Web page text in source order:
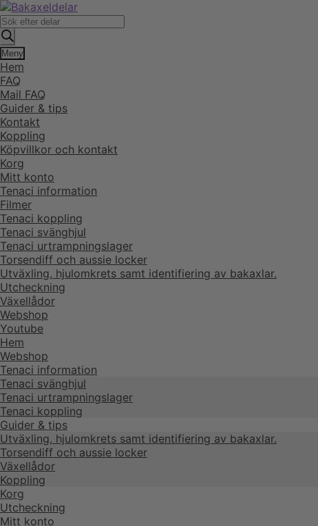
Hoppa
till
navigering
Hoppa
till
innehåll
Produktsökning
Meny
Hem
FAQ
Mail FAQ
Guider & tips
Kontakt
Koppling
Köpvillkor och kontakt
Korg
Mitt konto
Tenaci information
Filmer
Tenaci koppling
Tenaci svänghjul
Tenaci urtrampningslager
Torsendiff och aussie locker
Utväxling, hjulomkrets samt identifiering av bakaxlar.
Utcheckning
Växellådor
Webshop
Youtube
Hem
Webshop
Tenaci information
Tenaci svänghjul
Tenaci urtrampningslager
Tenaci koppling
Guider & tips
Utväxling, hjulomkrets samt identifiering av bakaxlar.
Torsendiff och aussie locker
Växellådor
Koppling
Korg
Utcheckning
Mitt konto